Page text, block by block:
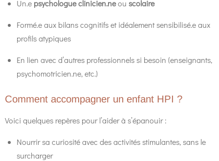
Un.e psychologue clinicien.neou scolaire
Formé.e aux bilans cognitifs et idéalement sensibilisé.e aux
profils atypiques
En lien avec d’autres professionnels si besoin (enseignants,
psychomotricien.ne, etc.)
Comment accompagner un enfant HPI ?
Voici quelques repères pour l’aider à s’épanouir :
Nourrir sa curiosité avec des activités stimulantes, sans le
surcharger